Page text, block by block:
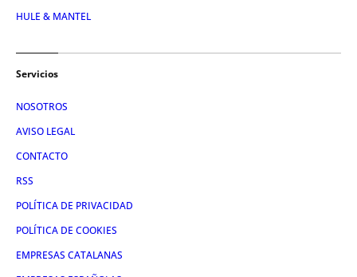
HULE & MANTEL
Servicios
NOSOTROS
AVISO LEGAL
CONTACTO
RSS
POLÍTICA DE PRIVACIDAD
POLÍTICA DE COOKIES
EMPRESAS CATALANAS